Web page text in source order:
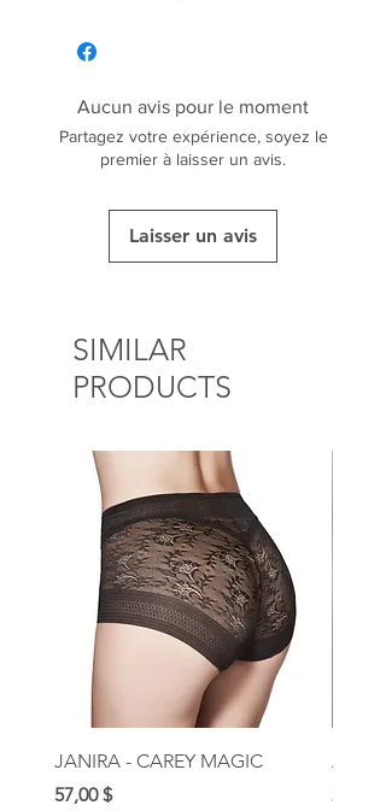
Aucun avis pour le moment
Partagez votre expérience, soyez le
premier à laisser un avis.
Laisser un avis
SIMILAR
PRODUCTS
JANIRA - CAREY MAGIC
Prix
57,00 $
Prix
209,00